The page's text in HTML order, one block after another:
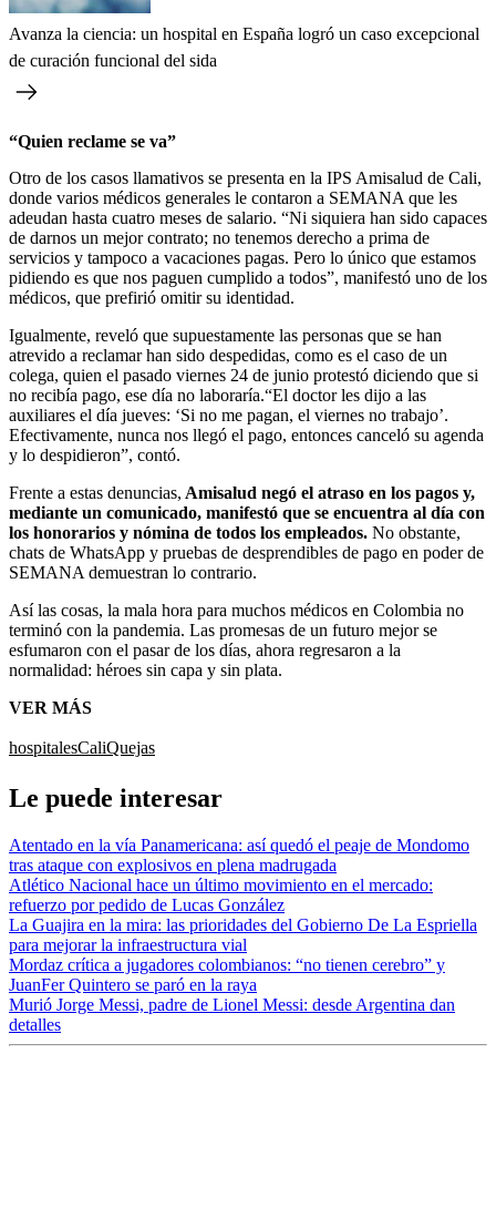
Avanza la ciencia: un hospital en España logró un caso excepcional
de curación funcional del sida
“Quien reclame se va”
Otro de los casos llamativos se presenta en la IPS Amisalud de Cali,
donde varios médicos generales le contaron a SEMANA que les
adeudan hasta cuatro meses de salario. “Ni siquiera han sido capaces
de darnos un mejor contrato; no tenemos derecho a prima de
servicios y tampoco a vacaciones pagas. Pero lo único que estamos
pidiendo es que nos paguen cumplido a todos”, manifestó uno de los
médicos, que prefirió omitir su identidad.
Igualmente, reveló que supuestamente las personas que se han
atrevido a reclamar han sido despedidas, como es el caso de un
colega, quien el pasado viernes 24 de junio protestó diciendo que si
no recibía pago, ese día no laboraría.“El doctor les dijo a las
auxiliares el día jueves: ‘Si no me pagan, el viernes no trabajo’.
Efectivamente, nunca nos llegó el pago, entonces canceló su agenda
y lo despidieron”, contó.
Frente a estas denuncias, Amisalud negó el atraso en los pagos y,
mediante un comunicado, manifestó que se encuentra al día con
los honorarios y nómina de todos los empleados. No obstante,
chats de WhatsApp y pruebas de desprendibles de pago en poder de
SEMANA demuestran lo contrario.
Así las cosas, la mala hora para muchos médicos en Colombia no
terminó con la pandemia. Las promesas de un futuro mejor se
esfumaron con el pasar de los días, ahora regresaron a la
normalidad: héroes sin capa y sin plata.
VER MÁS
hospitalesCaliQuejas
Le puede interesar
Atentado en la vía Panamericana: así quedó el peaje de Mondomo
tras ataque con explosivos en plena madrugada
Atlético Nacional hace un último movimiento en el mercado:
refuerzo por pedido de Lucas González
La Guajira en la mira: las prioridades del Gobierno De La Espriella
para mejorar la infraestructura vial
Mordaz crítica a jugadores colombianos: “no tienen cerebro” y
JuanFer Quintero se paró en la raya
Murió Jorge Messi, padre de Lionel Messi: desde Argentina dan
detalles